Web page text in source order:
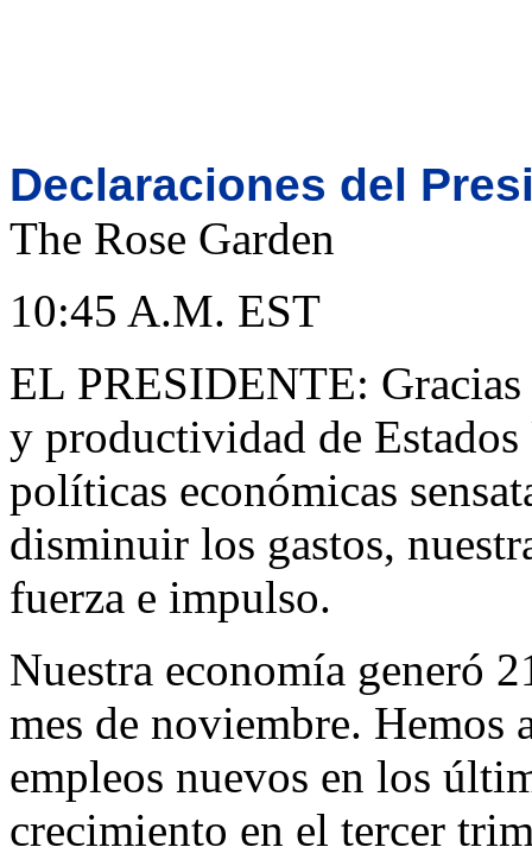
Declaraciones del
The Rose Garden
10:45 A.M. EST
EL PRESIDENTE:
y productividad de
políticas económicas
disminuir los gastos,
fuerza e impulso.
Nuestra economía generó
mes de noviembre. Hemos
empleos nuevos en los
crecimiento en el tercer